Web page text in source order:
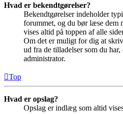
Hvad er bekendtgørelser?
Bekendtgørelser indeholder
forummet, og du bør læse dem
vises altid på toppen af alle
Om det er muligt for dig at
ud fra de tilladelser som du har,
administrator.
Top
Hvad er opslag?
Opslag er indlæg som altid